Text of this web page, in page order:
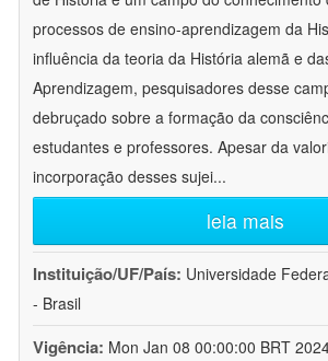
processos de ensino-aprendizagem da
influência da teoria da História alemã e
Aprendizagem, pesquisadores desse
debruçado sobre a formação da
estudantes e professores. Apesar da
incorporação desses sujei...
leia mais
Instituição/UF/País: Universidade
- Brasil
Vigência: Mon Jan 08 00:00:00 BRT